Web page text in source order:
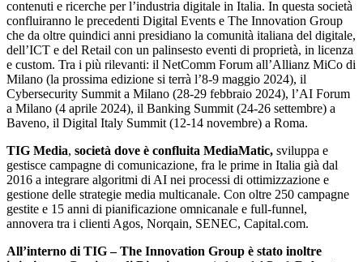
contenuti e ricerche per l’industria digitale in Italia. In questa società
confluiranno le precedenti Digital Events e The Innovation Group
che da oltre quindici anni presidiano la comunità italiana del digitale,
dell’ICT e del Retail con un palinsesto eventi di proprietà, in licenza
e custom. Tra i più rilevanti: il NetComm Forum all’Allianz MiCo di
Milano (la prossima edizione si terrà l’8-9 maggio 2024), il
Cybersecurity Summit a Milano (28-29 febbraio 2024), l’AI Forum
a Milano (4 aprile 2024), il Banking Summit (24-26 settembre) a
Baveno, il Digital Italy Summit (12-14 novembre) a Roma.
TIG Media, società dove è confluita MediaMatic, sviluppa e
gestisce campagne di comunicazione, fra le prime in Italia già dal
2016 a integrare algoritmi di AI nei processi di ottimizzazione e
gestione delle strategie media multicanale. Con oltre 250 campagne
gestite e 15 anni di pianificazione omnicanale e full-funnel,
annovera tra i clienti Agos, Norqain, SENEC, Capital.com.
All’interno di TIG – The Innovation Group è stato inoltre